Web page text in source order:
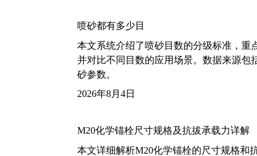
喷砂都有多少目
本文系统介绍了喷砂目数的分级标准，重
并对比不同目数的应用场景。数据来源包
砂参数。
2026年8月4日
M20化学锚栓尺寸规格及抗拔承载力详解
本文详细解析M20化学锚栓的尺寸规格和